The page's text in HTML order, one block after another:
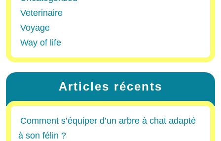
Veterinaire
Voyage
Way of life
Articles récents
Comment s’équiper d’un arbre à chat adapté
à son félin ?